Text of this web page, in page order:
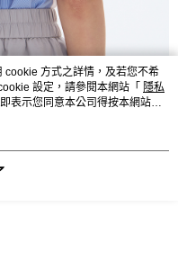
cookie 方式之詳情，及若您不希
設定，請參閱本網站「 隱私
表示您同意本公司得按本網站使